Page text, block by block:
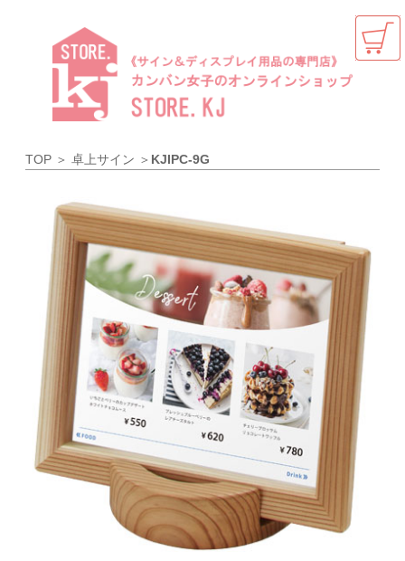
TOP ＞ 卓上サイン ＞ KJIPC-9G